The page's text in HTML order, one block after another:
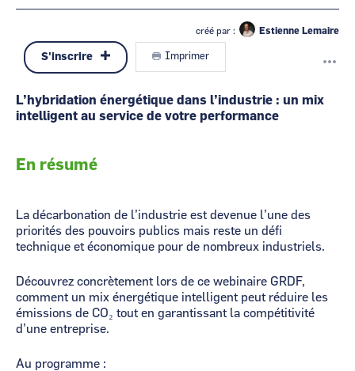
créé par : Estienne Lemaire
S'inscrire Imprimer
L’hybridation énergétique dans l’industrie : un mix
intelligent au service de votre performance
En résumé
La décarbonation de l’industrie est devenue l’une des
priorités des pouvoirs publics mais reste un défi
technique et économique pour de nombreux industriels.
Découvrez concrètement lors de ce webinaire GRDF,
comment un mix énergétique intelligent peut réduire les
émissions de CO₂ tout en garantissant la compétitivité
d’une entreprise.
Au programme :